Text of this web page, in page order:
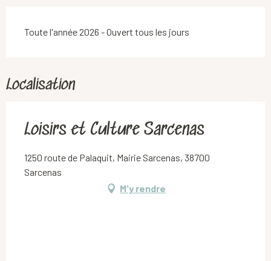
Toute l'année 2026 - Ouvert tous les jours
Localisation
Loisirs et Culture Sarcenas
1250 route de Palaquit, Mairie Sarcenas, 38700
Sarcenas
M'y rendre